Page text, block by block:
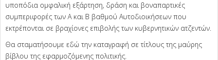
υποπόδια ομφαλική εξάρτηση, δράση και βοναπαρτικές
συμπεριφορές των Α και Β βαθμού Αυτοδιοικήσεων που
εκτρέπονται σε βραχίονες επιβολής των κυβερνητικών ατζεντών.
Θα σταματήσουμε εδώ την καταγραφή σε τίτλους της μαύρης
βίβλου της εφαρμοζόμενης πολιτικής.